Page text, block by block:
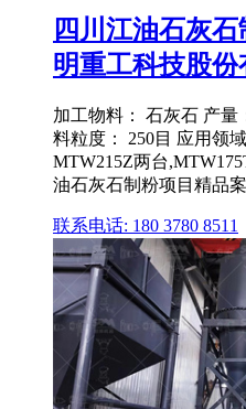
四川江油石灰
明重工科技股份
加工物料： 石灰石 产量
料粒度： 250目 应用领
MTW215Z两台
油石灰石制粉项目精品
联系电话: 180 3780 8511